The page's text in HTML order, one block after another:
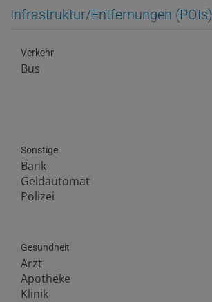
Infrastruktur/Entfernungen (POIs)
Verkehr
Bus
Sonstige
Bank
Geldautomat
Polizei
Gesundheit
Arzt
Apotheke
Klinik